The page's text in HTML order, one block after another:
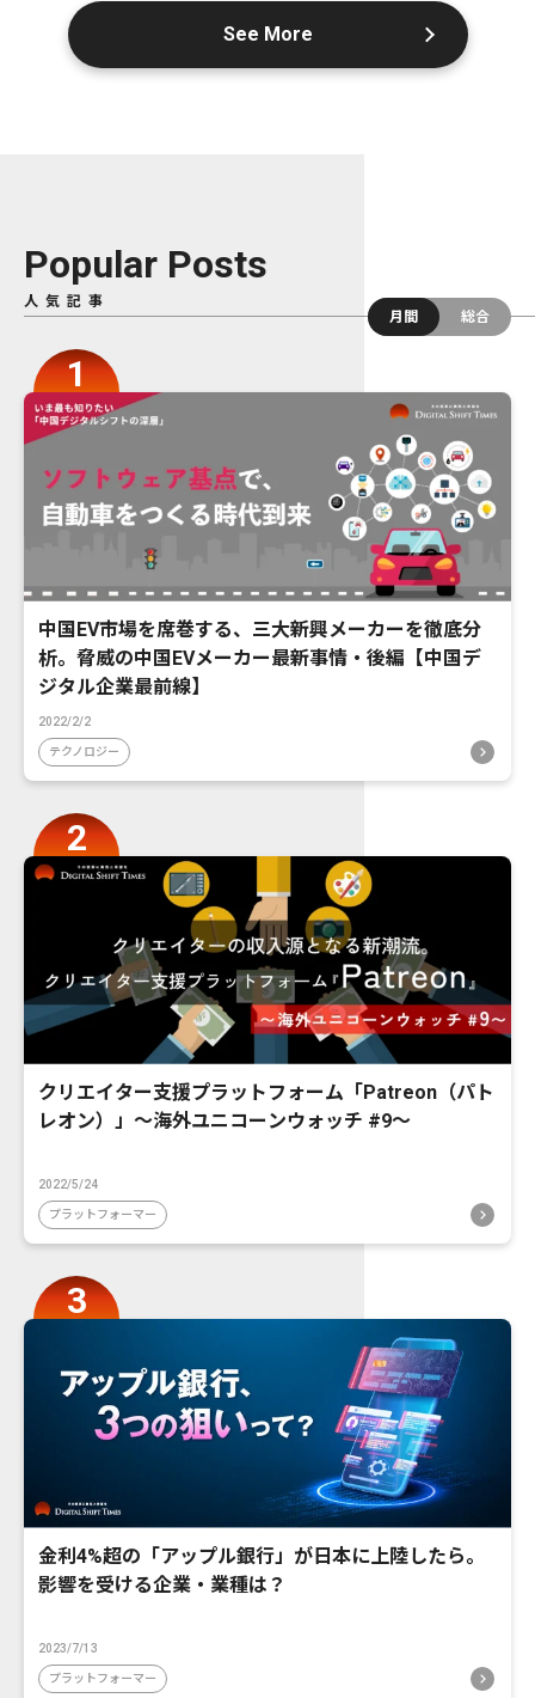
See More
Popular Posts
人気記事
月間
総合
中国EV市場を席巻する、三大新興メーカーを徹底分
析。脅威の中国EVメーカー最新事情・後編【中国デ
ジタル企業最前線】
2022/2/2
テクノロジー
クリエイター支援プラットフォーム「Patreon（パト
レオン）」〜海外ユニコーンウォッチ #9〜
2022/5/24
プラットフォーマー
金利4%超の「アップル銀行」が日本に上陸したら。
影響を受ける企業・業種は？
2023/7/13
プラットフォーマー